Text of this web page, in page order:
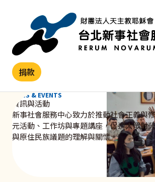
捐款
NEWS & EVENTS
資訊與活動
新事社會服務中心致力於推動社會正義與
元活動、工作坊與專題講座，促進大眾對
與原住民族議題的理解與關懷。